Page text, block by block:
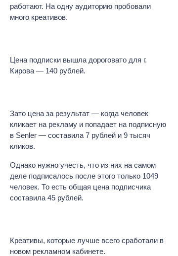
работают. На одну аудиторию пробовали
много креативов.
Цена подписки вышла дороговато для г.
Кирова — 140 рублей.
Зато цена за результат — когда человек
кликает на рекламу и попадает на подписную
в Senler — составила 7 рублей и 9 тысяч
кликов.
Однако нужно учесть, что из них на самом
деле подписалось после этого только 1049
человек. То есть общая цена подписчика
составила 45 рублей.
Креативы, которые лучше всего сработали в
новом рекламном кабинете.